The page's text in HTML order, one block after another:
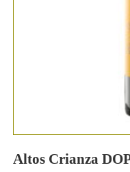
Altos Crianza